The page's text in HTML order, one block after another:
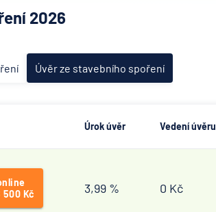
2026
Úvěr ze stavebního spoření
Úrok úvěr Vedení úvěru
500 Kč
3,99 % 0 Kč